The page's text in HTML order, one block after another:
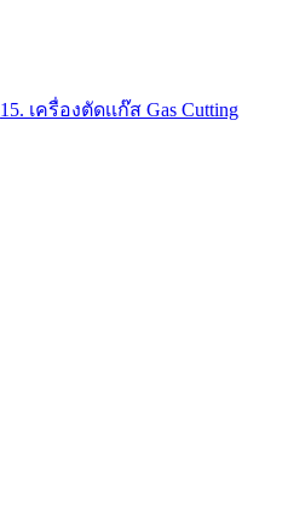
15. เครื่องตัดเเก๊ส Gas Cutting